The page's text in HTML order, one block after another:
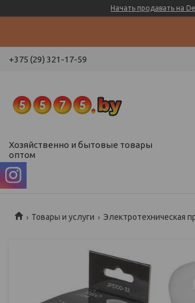
Начать продавать на
+375 (29) 321-17-59
Хозяйственно и бытовые товары
оптом
Товары и услуги Электротехническая